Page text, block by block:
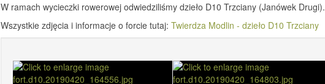
W ramach wycieczki rowerowej odwiedziliśmy dzieło D10 Trzciany (Janówek Drugi).
Wszystkie zdjęcia i informacje o forcie tutaj: Twierdza Modlin - dzieło D10 Trzciany